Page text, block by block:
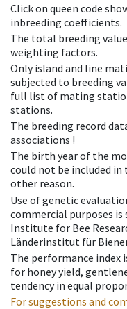
Click on queen code
inbreeding coefficients.
The total breeding
weighting factors.
Only island and line
subjected to breeding
full list of mating
stations.
The breeding record
associations !
The birth year of the
could not be included
other reason.
Use of genetic
commercial purposes
Institute for Bee
Länderinstitut für
The performance index
for honey yield,
tendency in equal
For suggestions and